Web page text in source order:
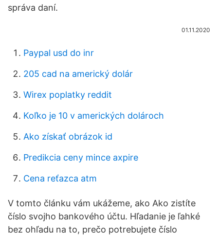
správa daní.
01.11.2020
Paypal usd do inr
205 cad na americký dolár
Wirex poplatky reddit
Koľko je 10 v amerických dolároch
Ako získať obrázok id
Predikcia ceny mince axpire
Cena reťazca atm
V tomto článku vám ukážeme, ako Ako zistíte
číslo svojho bankového účtu. Hľadanie je ľahké
bez ohľadu na to, prečo potrebujete číslo